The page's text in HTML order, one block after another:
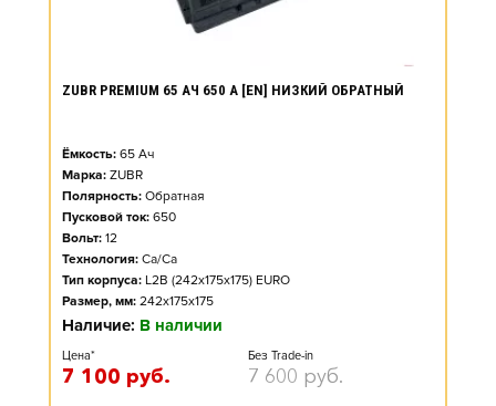
ZUBR PREMIUM 65 АЧ 650 А [EN] НИЗКИЙ ОБРАТНЫЙ
Ёмкость: 65 Ач
Марка: ZUBR
Полярность: Обратная
Пусковой ток: 650
Вольт: 12
Технология: Ca/Ca
Тип корпуса: L2B (242x175x175) EURO
Размер, мм: 242x175x175
Наличие: В наличии
Цена*
7 100 руб.
Без Trade-in
7 600 руб.